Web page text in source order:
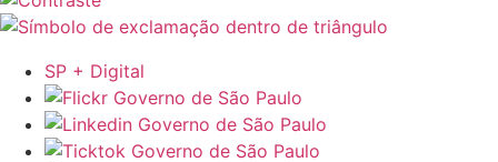
SP + Digital